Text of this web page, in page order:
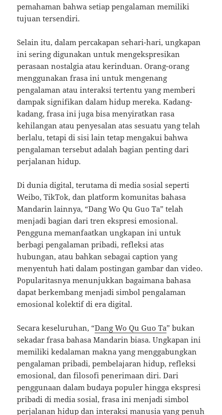
pemahaman bahwa setiap pengalaman memiliki
tujuan tersendiri.
Selain itu, dalam percakapan sehari-hari, ungkapan
ini sering digunakan untuk mengekspresikan
perasaan nostalgia atau kerinduan. Orang-orang
menggunakan frasa ini untuk mengenang
pengalaman atau interaksi tertentu yang memberi
dampak signifikan dalam hidup mereka. Kadang-
kadang, frasa ini juga bisa menyiratkan rasa
kehilangan atau penyesalan atas sesuatu yang telah
berlalu, tetapi di sisi lain tetap mengakui bahwa
pengalaman tersebut adalah bagian penting dari
perjalanan hidup.
Di dunia digital, terutama di media sosial seperti
Weibo, TikTok, dan platform komunitas bahasa
Mandarin lainnya, “Dang Wo Qu Guo Ta” telah
menjadi bagian dari tren ekspresi emosional.
Pengguna memanfaatkan ungkapan ini untuk
berbagi pengalaman pribadi, refleksi atas
hubungan, atau bahkan sebagai caption yang
menyentuh hati dalam postingan gambar dan video.
Popularitasnya menunjukkan bagaimana bahasa
dapat berkembang menjadi simbol pengalaman
emosional kolektif di era digital.
Secara keseluruhan, “Dang Wo Qu Guo Ta” bukan
sekadar frasa bahasa Mandarin biasa. Ungkapan ini
memiliki kedalaman makna yang menggabungkan
pengalaman pribadi, pembelajaran hidup, refleksi
emosional, dan filosofi penerimaan diri. Dari
penggunaan dalam budaya populer hingga ekspresi
pribadi di media sosial, frasa ini menjadi simbol
perjalanan hidup dan interaksi manusia yang penuh